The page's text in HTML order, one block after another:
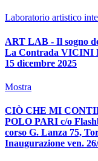
Laboratorio artistico
ART LAB - Il sogno
La Contrada VICINI
15 dicembre 2025
Mostra
CIÒ CHE MI
POLO PARI c/o
corso G. Lanza 75,
Inaugurazione ven.